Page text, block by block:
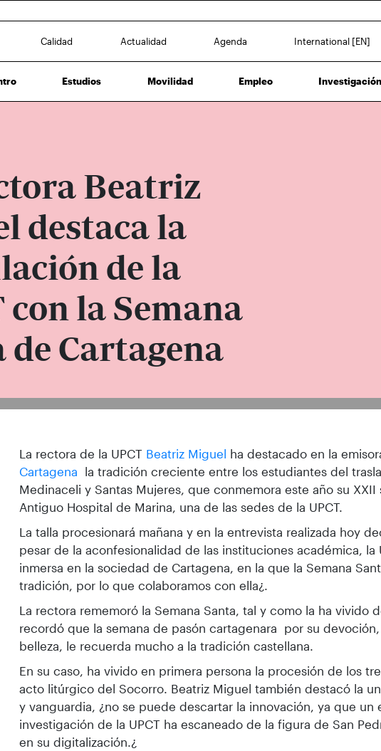
Calidad Actualidad Agenda International [EN]
Estudios Movilidad Empleo Investigación
Beatriz
destaca la
de la
con la Semana
de Cartagena
y el comisario jefe de Policía
La rectora de la UPCT Beatriz Miguel ha destacado en la
Cartagena la tradición creciente entre los estudiantes del
Medinaceli y Santas Mujeres, que conmemora este año su XXII
Antiguo Hospital de Marina, una de las sedes de la UPCT.
La talla procesionará mañana y en la entrevista realizada hoy
pesar de la aconfesionalidad de las instituciones académica, la
inmersa en la sociedad de Cartagena, en la que la Semana
tradición, por lo que colaboramos con ella¿.
La rectora rememoró la Semana Santa, tal y como la ha vivido
recordó que la semana de pasón cartagenara por su
belleza, le recuerda mucho a la tradición castellana.
En su caso, ha vivido en primera persona la procesión de los
acto litúrgico del Socorro. Beatriz Miguel también destacó la
y vanguardia, ¿no se puede descartar la innovación, ya que un
investigación de la UPCT ha escaneado de la figura de San
en su digitalización.¿